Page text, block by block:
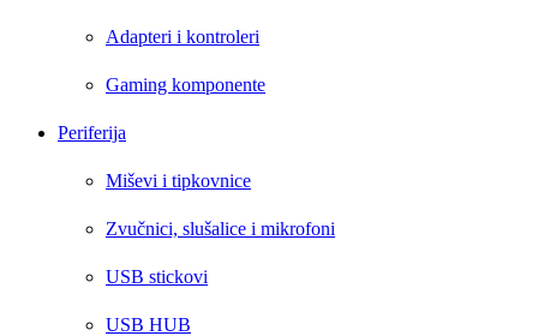
Adapteri i kontroleri
Gaming komponente
Periferija
Miševi i tipkovnice
Zvučnici, slušalice i mikrofoni
USB stickovi
USB HUB